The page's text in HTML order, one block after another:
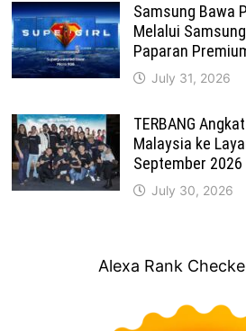
Samsung Bawa
Melalui
Paparan
July 31, 2026
TERBANG
Malaysia ke
September 2026
July 30, 2026
Alexa Rank